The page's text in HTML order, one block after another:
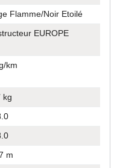
Flamme/Noir Etoilé
EUROPE
km
kg
m